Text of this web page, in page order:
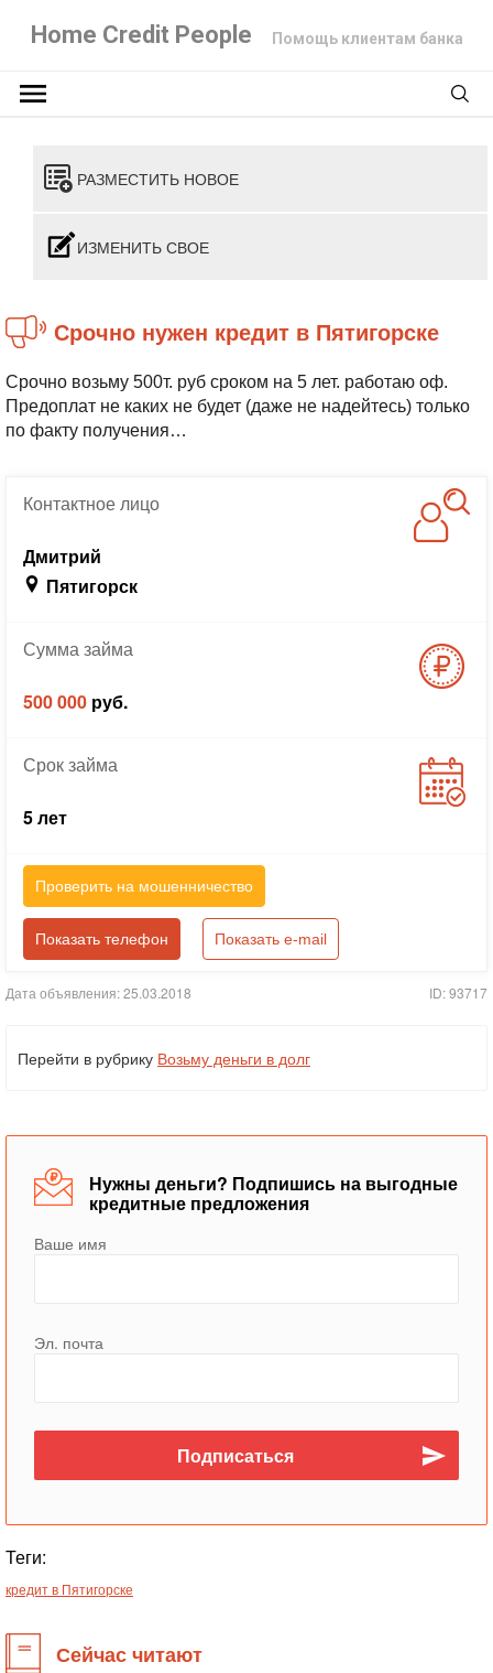
Home Credit People Помощь клиентам банка
РАЗМЕСТИТЬ НОВОЕ
ИЗМЕНИТЬ СВОЕ
Срочно нужен кредит в Пятигорске
Срочно возьму 500т. руб сроком на 5 лет. работаю оф.
Предоплат не каких не будет (даже не надейтесь) только
по факту получения…
Контактноелицо
Дмитрий
Пятигорск
Суммазайма
500 000 руб.
Срокзайма
5 лет
Проверить на мошенничество
Показать телефон Показать e-mail
Дата объявления: 25.03.2018 ID: 93717
Перейти в рубрику Возьму деньги в долг
Нужны деньги? Подпишись на выгодные
кредитные предложения
Ваше имя
Эл. почта
Теги:
кредит в Пятигорске
Сейчас читают